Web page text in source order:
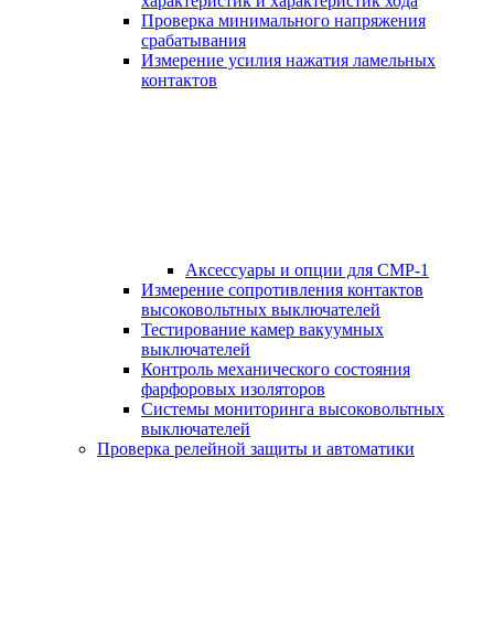
Проверка минимального напряжения
срабатывания
Измерение усилия нажатия ламельных
контактов
Аксессуары и опции для СМР-1
Измерение сопротивления контактов
высоковольтных выключателей
Тестирование камер вакуумных
выключателей
Контроль механического состояния
фарфоровых изоляторов
Системы мониторинга высоковольтных
выключателей
Проверка релейной защиты и автоматики